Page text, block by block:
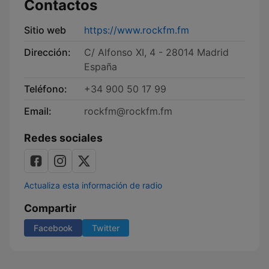
Contactos
Sitio web
https://www.rockfm.fm
Dirección:
C/ Alfonso XI, 4 - 28014 Madrid
España
Teléfono:
+34 900 50 17 99
Email:
rockfm@rockfm.fm
Redes sociales
Actualiza esta información de radio
Compartir
Facebook Twitter